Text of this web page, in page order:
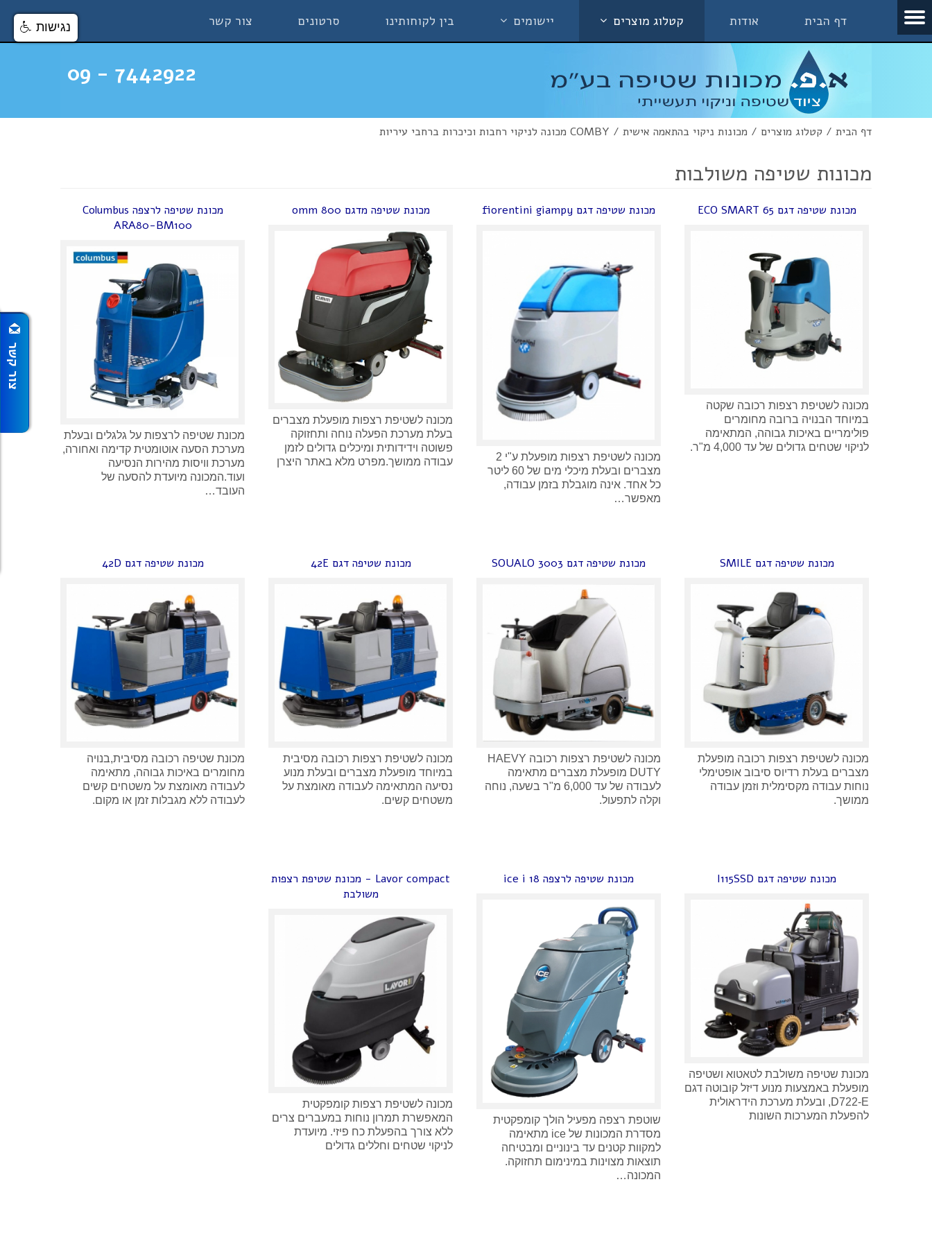
דף הבית אודות קטלוג מוצרים יישומים בין לקוחותינו סרטונים צור קשר
7442922 - 09
דף הבית / קטלוג מוצרים / מכונות ניקוי בהתאמה אישית / COMBY מכונה לניקוי רחבות וכיכרות ברחבי עיריות
מכונות שטיפה משולבות
מכונת שטיפה דגם ECO SMART 65
מכונה לשטיפת רצפות רכובה שקטה
במיוחד הבנויה ברובה מחומרים
פולימריים באיכות גבוהה, המתאימה
לניקוי שטחים גדולים של עד 4,000 מ"ר.
מכונת שטיפה דגם fiorentini giampy
מכונה לשטיפת רצפות מופעלת ע"י 2
מצברים ובעלת מיכלי מים של 60 ליטר
כל אחד. אינה מוגבלת בזמן עבודה,
מאפשר…
מכונת שטיפה מדגם omm 800
מכונה לשטיפת רצפות מופעלת מצברים
בעלת מערכת הפעלה נוחה ותחזוקה
פשוטה וידידותית ומיכלים גדולים לזמן
עבודה ממושך.מפרט מלא באתר היצרן
מכונת שטיפה לרצפה Columbus
ARA80-BM100
מכונת שטיפה לרצפות על גלגלים ובעלת
מערכת הסעה אוטומטית קדימה ואחורה,
מערכת וויסות מהירות הנסיעה
ועוד.המכונה מיועדת להסעה של
העובד…
מכונת שטיפה דגם SMILE
מכונה לשטיפת רצפות רכובה מופעלת
מצברים בעלת רדיוס סיבוב אופטימלי
נוחות עבודה מקסימלית וזמן עבודה
ממושך.
מכונת שטיפה דגם SOUALO 3003
מכונה לשטיפת רצפות רכובה HAEVY
DUTY מופעלת מצברים מתאימה
לעבודה של עד 6,000 מ"ר בשעה, נוחה
וקלה לתפעול.
מכונת שטיפה דגם 42E
מכונה לשטיפת רצפות רכובה מסיבית
במיוחד מופעלת מצברים ובעלת מנוע
נסיעה המתאימה לעבודה מאומצת על
משטחים קשים.
מכונת שטיפה דגם 42D
מכונת שטיפה רכובה מסיבית,בנויה
מחומרים באיכות גבוהה, מתאימה
לעבודה מאומצת על משטחים קשים
לעבודה ללא מגבלות זמן או מקום.
מכונת שטיפה דגם I115SSD
מכונת שטיפה משולבת לטאטוא ושטיפה
מופעלת באמצעות מנוע דיזל קובוטה דגם
D722-E, ובעלת מערכת הידראולית
להפעלת המערכות השונות
מכונת שטיפה לרצפה ice i 18
שוטפת רצפה מפעיל הולך קומפקטית
מסדרת המכונות של ice מתאימה
למקוות קטנים עד בינוניים ומבטיחה
תוצאות מצוינות במינימום תחזוקה.
המכונה…
Lavor compact - מכונת שטיפת רצפות
משולבת
מכונה לשטיפת רצפות קומפקטית
המאפשרת תמרון נוחות במעברים צרים
ללא צורך בהפעלת כח פיזי. מיועדת
לניקוי שטחים וחללים גדולים
נגישות